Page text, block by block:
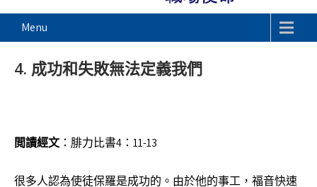
Called To Work
Menu
4. 成功和失敗無法定義我們
閲讀經文 ：腓力比書4：11-13
很多人認為使徒保羅是成功的。由於他的事工，福音快速